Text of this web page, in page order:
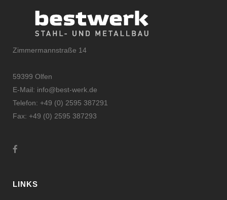
Zimmermannstraße 14
59399 Olfen
E-Mail: info@best-werk.de
Telefon: +49 (0) 2595 387291
Fax: +49 (0) 2595 387293
LINKS